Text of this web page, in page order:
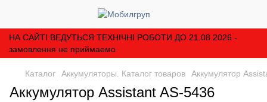
НА САЙТІ ВЕДУТЬСЯ ТЕХНІЧНІ РОБОТИ ДО 21.08.2026 -
замовлення не приймаемо
Каталог Аккумуляторы. Каталог товаров Аккумулятор
Аккумулятор Assistant AS-5436